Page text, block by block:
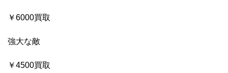
￥6000買取
強大な敵
￥4500買取